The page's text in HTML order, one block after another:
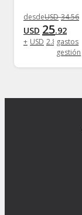
desdeUSD 34.56
USD 25.92
+ USD 2.88gastos
gestión